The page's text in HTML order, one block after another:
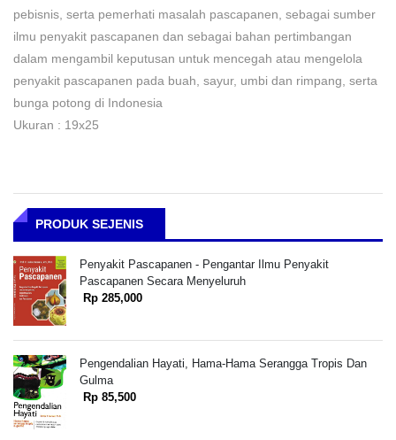
pebisnis, serta pemerhati masalah pascapanen, sebagai sumber
ilmu penyakit pascapanen dan sebagai bahan pertimbangan
dalam mengambil keputusan untuk mencegah atau mengelola
penyakit pascapanen pada buah, sayur, umbi dan rimpang, serta
bunga potong di Indonesia
Ukuran : 19x25
PRODUK SEJENIS
Penyakit Pascapanen - Pengantar Ilmu Penyakit
Pascapanen Secara Menyeluruh
Rp 285,000
Pengendalian Hayati, Hama-Hama Serangga Tropis Dan
Gulma
Rp 85,500